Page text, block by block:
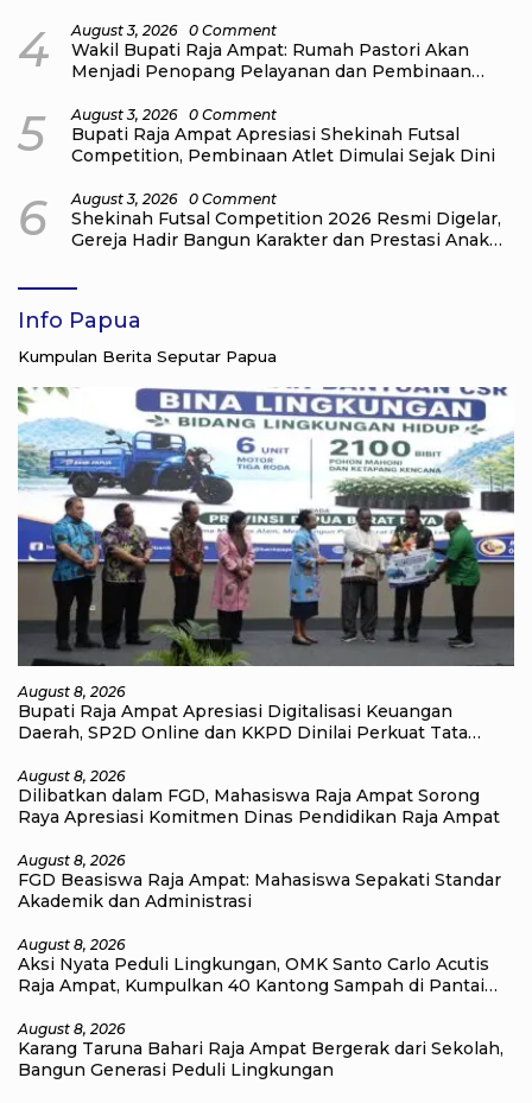
4 August 3, 2026 0 Comment
Wakil Bupati Raja Ampat: Rumah Pastori Akan
Menjadi Penopang Pelayanan dan Pembinaan
5 August 3, 2026 0 Comment
Bupati Raja Ampat Apresiasi Shekinah Futsal
Competition, Pembinaan Atlet Dimulai Sejak Dini
6 August 3, 2026 0 Comment
Shekinah Futsal Competition 2026 Resmi Digelar,
Gereja Hadir Bangun Karakter dan Prestasi Anak
Info Papua
Kumpulan Berita Seputar Papua
August 8, 2026
Bupati Raja Ampat Apresiasi Digitalisasi Keuangan
Daerah, SP2D Online dan KKPD Dinilai Perkuat Tata
August 8, 2026
Dilibatkan dalam FGD, Mahasiswa Raja Ampat Sorong
Raya Apresiasi Komitmen Dinas Pendidikan Raja Ampat
August 8, 2026
FGD Beasiswa Raja Ampat: Mahasiswa Sepakati Standar
Akademik dan Administrasi
August 8, 2026
Aksi Nyata Peduli Lingkungan, OMK Santo Carlo Acutis
Raja Ampat, Kumpulkan 40 Kantong Sampah di Pantai
August 8, 2026
Karang Taruna Bahari Raja Ampat Bergerak dari Sekolah,
Bangun Generasi Peduli Lingkungan